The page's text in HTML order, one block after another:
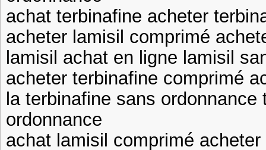
achat terbinafine acheter
acheter lamisil comprimé
lamisil achat en ligne lamisil
acheter terbinafine comprimé
la terbinafine sans
ordonnance
achat lamisil comprimé